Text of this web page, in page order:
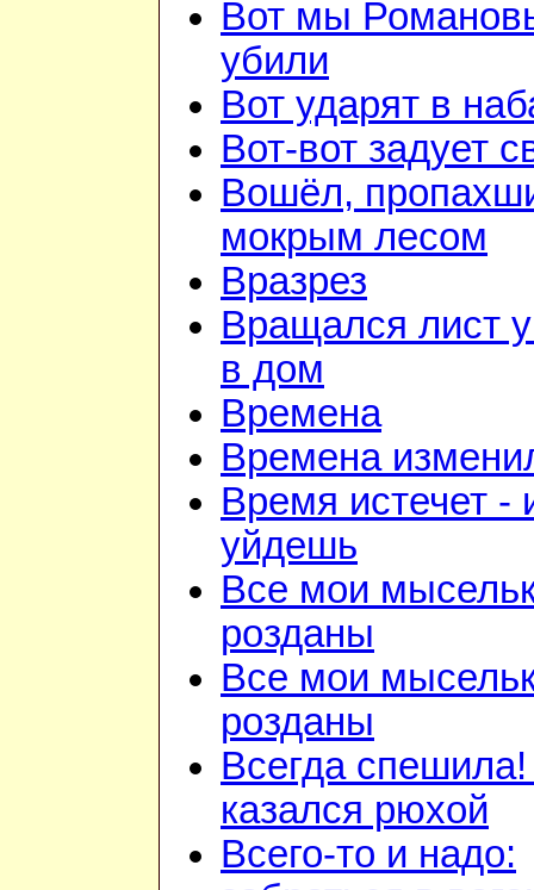
Вот мы
убили
Вот ударят в
Вот-вот задует
Вошёл,
мокрым лесом
Вразрез
Вращался лист
в дом
Времена
Времена
Время истечет -
уйдешь
Все мои
розданы
Все мои
розданы
Всегда
казался рюхой
Всего-то и надо: